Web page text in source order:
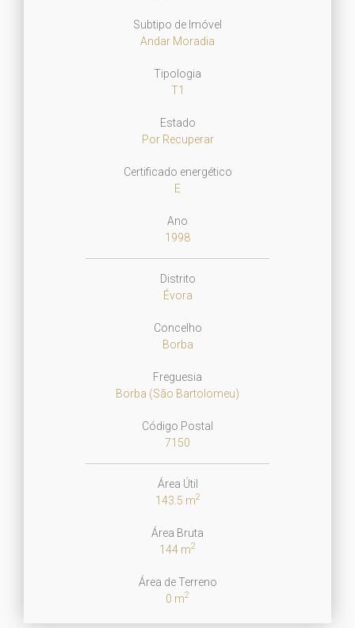
Subtipo de Imóvel
Andar Moradia
Tipologia
T1
Estado
Por Recuperar
Certificado energético
E
Ano
1998
Distrito
Évora
Concelho
Borba
Freguesia
Borba (São Bartolomeu)
Código Postal
7150
Área Útil
143.5 m2
Área Bruta
144 m2
Área de Terreno
0 m2